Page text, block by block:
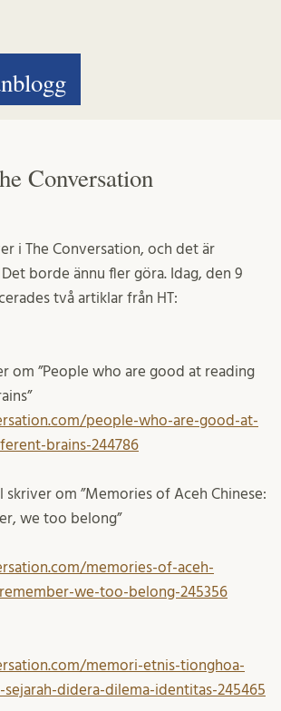
Conversation
i The Conversation, och det är
borde ännu fler göra. Idag, den 9
två artiklar från HT:
om ”People who are good at reading
people-who-are-good-at-
brains-244786
om ”Memories of Aceh Chinese:
we too belong”
memories-of-aceh-
we-too-belong-245356
memori-etnis-tionghoa-
sejarah-didera-dilema-identitas-245465